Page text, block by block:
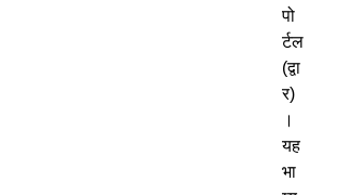
पो
र्टल
(द्वा
र)
।
यह
भा